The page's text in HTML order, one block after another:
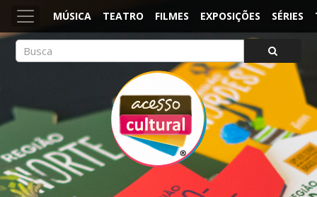
MÚSICA TEATRO FILMES EXPOSIÇÕES SÉRIES
ACESSO CULTURAL
Arte, Cultura Pop e Entretenimento